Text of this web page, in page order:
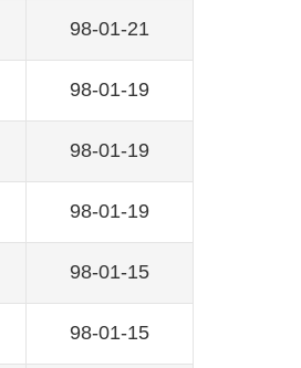
98-01-21
98-01-19
98-01-19
98-01-19
98-01-15
98-01-15